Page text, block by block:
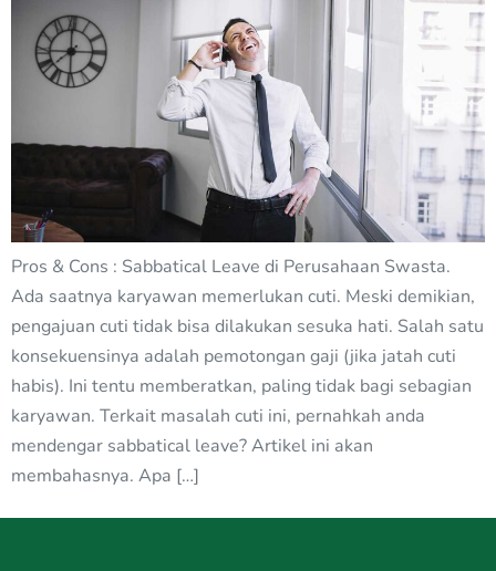
Pros & Cons : Sabbatical Leave di Perusahaan Swasta.
Ada saatnya karyawan memerlukan cuti. Meski demikian,
pengajuan cuti tidak bisa dilakukan sesuka hati. Salah satu
konsekuensinya adalah pemotongan gaji (jika jatah cuti
habis). Ini tentu memberatkan, paling tidak bagi sebagian
karyawan. Terkait masalah cuti ini, pernahkah anda
mendengar sabbatical leave? Artikel ini akan
membahasnya. Apa […]